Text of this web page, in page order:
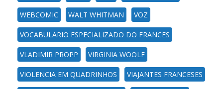
WEBCOMIC WALT WHITMAN VOZ
VOCABULARIO ESPECIALIZADO DO FRANCES
VLADIMIR PROPP VIRGINIA WOOLF
VIOLENCIA EM QUADRINHOS VIAJANTES FRANCESES